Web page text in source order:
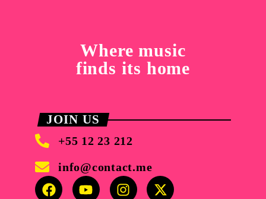
Where music
finds its home
JOIN US
+55 12 23 212
info@contact.me